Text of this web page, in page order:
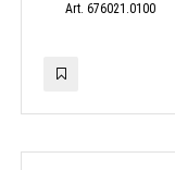
Art. 676021.0100